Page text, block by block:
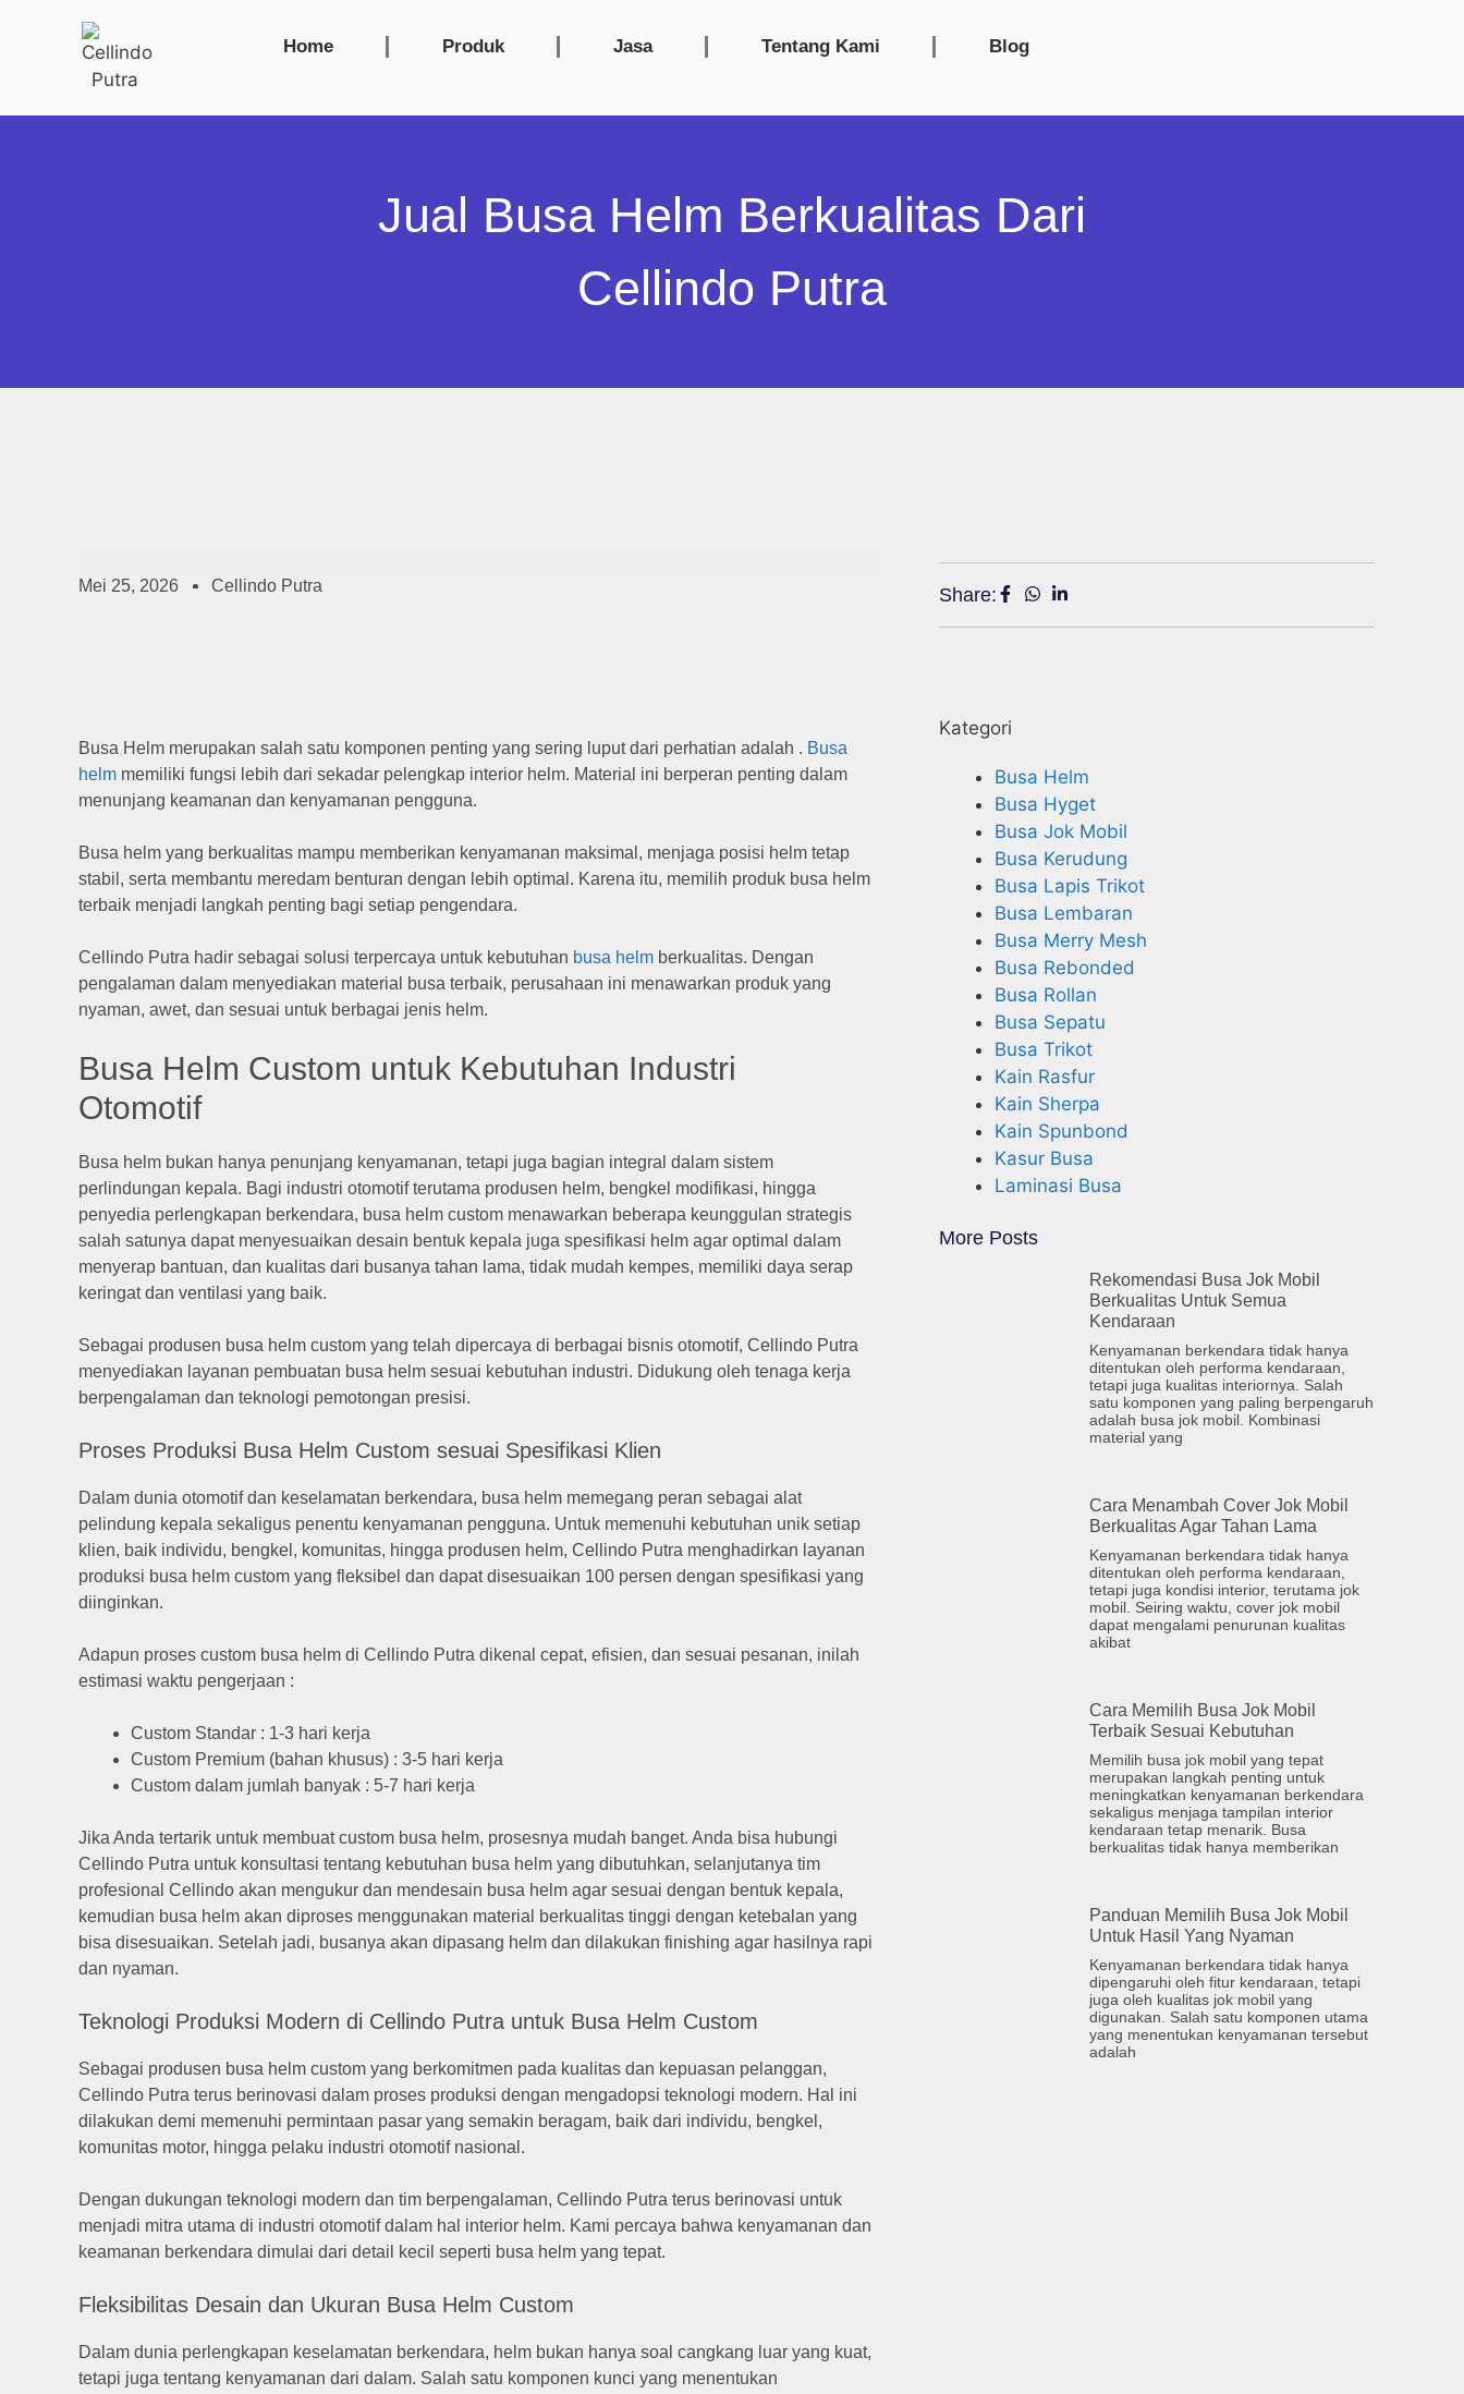
Home Produk Jasa Tentang Kami Blog
Jual Busa Helm Berkualitas Dari
Cellindo Putra
Mei 25, 2026 Cellindo Putra
Busa Helm merupakan salah satu komponen penting yang sering luput dari perhatian adalah . Busa
helm memiliki fungsi lebih dari sekadar pelengkap interior helm. Material ini berperan penting dalam
menunjang keamanan dan kenyamanan pengguna.
Busa helm yang berkualitas mampu memberikan kenyamanan maksimal, menjaga posisi helm tetap
stabil, serta membantu meredam benturan dengan lebih optimal. Karena itu, memilih produk busa helm
terbaik menjadi langkah penting bagi setiap pengendara.
Cellindo Putra hadir sebagai solusi terpercaya untuk kebutuhan busa helm berkualitas. Dengan
pengalaman dalam menyediakan material busa terbaik, perusahaan ini menawarkan produk yang
nyaman, awet, dan sesuai untuk berbagai jenis helm.
Busa Helm Custom untuk Kebutuhan Industri
Otomotif
Busa helm bukan hanya penunjang kenyamanan, tetapi juga bagian integral dalam sistem
perlindungan kepala. Bagi industri otomotif terutama produsen helm, bengkel modifikasi, hingga
penyedia perlengkapan berkendara, busa helm custom menawarkan beberapa keunggulan strategis
salah satunya dapat menyesuaikan desain bentuk kepala juga spesifikasi helm agar optimal dalam
menyerap bantuan, dan kualitas dari busanya tahan lama, tidak mudah kempes, memiliki daya serap
keringat dan ventilasi yang baik.
Sebagai produsen busa helm custom yang telah dipercaya di berbagai bisnis otomotif, Cellindo Putra
menyediakan layanan pembuatan busa helm sesuai kebutuhan industri. Didukung oleh tenaga kerja
berpengalaman dan teknologi pemotongan presisi.
Proses Produksi Busa Helm Custom sesuai Spesifikasi Klien
Dalam dunia otomotif dan keselamatan berkendara, busa helm memegang peran sebagai alat
pelindung kepala sekaligus penentu kenyamanan pengguna. Untuk memenuhi kebutuhan unik setiap
klien, baik individu, bengkel, komunitas, hingga produsen helm, Cellindo Putra menghadirkan layanan
produksi busa helm custom yang fleksibel dan dapat disesuaikan 100 persen dengan spesifikasi yang
diinginkan.
Adapun proses custom busa helm di Cellindo Putra dikenal cepat, efisien, dan sesuai pesanan, inilah
estimasi waktu pengerjaan :
Custom Standar : 1-3 hari kerja
Custom Premium (bahan khusus) : 3-5 hari kerja
Custom dalam jumlah banyak : 5-7 hari kerja
Jika Anda tertarik untuk membuat custom busa helm, prosesnya mudah banget. Anda bisa hubungi
Cellindo Putra untuk konsultasi tentang kebutuhan busa helm yang dibutuhkan, selanjutanya tim
profesional Cellindo akan mengukur dan mendesain busa helm agar sesuai dengan bentuk kepala,
kemudian busa helm akan diproses menggunakan material berkualitas tinggi dengan ketebalan yang
bisa disesuaikan. Setelah jadi, busanya akan dipasang helm dan dilakukan finishing agar hasilnya rapi
dan nyaman.
Teknologi Produksi Modern di Cellindo Putra untuk Busa Helm Custom
Sebagai produsen busa helm custom yang berkomitmen pada kualitas dan kepuasan pelanggan,
Cellindo Putra terus berinovasi dalam proses produksi dengan mengadopsi teknologi modern. Hal ini
dilakukan demi memenuhi permintaan pasar yang semakin beragam, baik dari individu, bengkel,
komunitas motor, hingga pelaku industri otomotif nasional.
Dengan dukungan teknologi modern dan tim berpengalaman, Cellindo Putra terus berinovasi untuk
menjadi mitra utama di industri otomotif dalam hal interior helm. Kami percaya bahwa kenyamanan dan
keamanan berkendara dimulai dari detail kecil seperti busa helm yang tepat.
Fleksibilitas Desain dan Ukuran Busa Helm Custom
Dalam dunia perlengkapan keselamatan berkendara, helm bukan hanya soal cangkang luar yang kuat,
tetapi juga tentang kenyamanan dari dalam. Salah satu komponen kunci yang menentukan
Share:
Kategori
Busa Helm
Busa Hyget
Busa Jok Mobil
Busa Kerudung
Busa Lapis Trikot
Busa Lembaran
Busa Merry Mesh
Busa Rebonded
Busa Rollan
Busa Sepatu
Busa Trikot
Kain Rasfur
Kain Sherpa
Kain Spunbond
Kasur Busa
Laminasi Busa
More Posts
Rekomendasi Busa Jok Mobil
Berkualitas Untuk Semua
Kendaraan
Kenyamanan berkendara tidak hanya
ditentukan oleh performa kendaraan,
tetapi juga kualitas interiornya. Salah
satu komponen yang paling berpengaruh
adalah busa jok mobil. Kombinasi
material yang
Cara Menambah Cover Jok Mobil
Berkualitas Agar Tahan Lama
Kenyamanan berkendara tidak hanya
ditentukan oleh performa kendaraan,
tetapi juga kondisi interior, terutama jok
mobil. Seiring waktu, cover jok mobil
dapat mengalami penurunan kualitas
akibat
Cara Memilih Busa Jok Mobil
Terbaik Sesuai Kebutuhan
Memilih busa jok mobil yang tepat
merupakan langkah penting untuk
meningkatkan kenyamanan berkendara
sekaligus menjaga tampilan interior
kendaraan tetap menarik. Busa
berkualitas tidak hanya memberikan
Panduan Memilih Busa Jok Mobil
Untuk Hasil Yang Nyaman
Kenyamanan berkendara tidak hanya
dipengaruhi oleh fitur kendaraan, tetapi
juga oleh kualitas jok mobil yang
digunakan. Salah satu komponen utama
yang menentukan kenyamanan tersebut
adalah